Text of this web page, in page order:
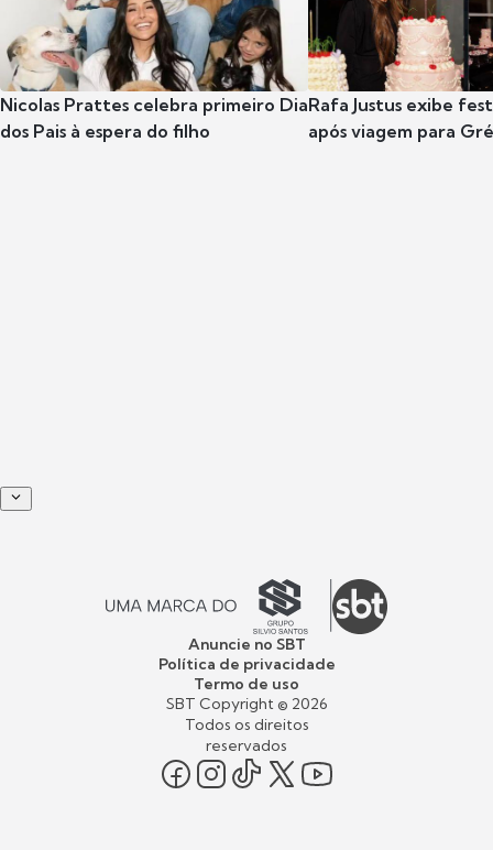
Nicolas Prattes celebra primeiro Dia
dos Pais à espera do filho
Rafa Justus exibe
após viagem para
Anuncie no SBT
Política de privacidade
Termo de uso
SBT Copyright © 2026
Todos os direitos
reservados